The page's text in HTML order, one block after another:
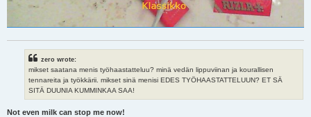
zero wrote:
mikset saatana menis työhaastatteluu? minä vedän lippuviinan ja kourallisen
tennareita ja työkkärii. mikset sinä menisi EDES TYÖHAASTATTELUUN? ET SÄ
SITÄ DUUNIA KUMMINKAA SAA!
Not even milk can stop me now!